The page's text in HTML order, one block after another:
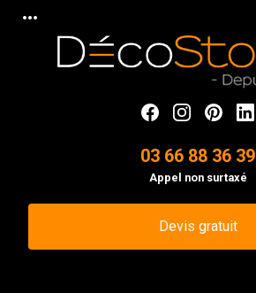
more_horiz
03 66 88 36 39
Appel non surtaxé
Devis gratuit